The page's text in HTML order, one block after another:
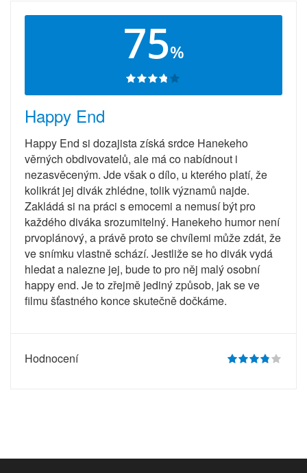
75%
Happy End
Happy End si dozajista získá srdce Hanekeho
věrných obdivovatelů, ale má co nabídnout i
nezasvěceným. Jde však o dílo, u kterého platí, že
kolikrát jej divák zhlédne, tolik významů najde.
Zakládá si na práci s emocemi a nemusí být pro
každého diváka srozumitelný. Hanekeho humor není
prvoplánový, a právě proto se chvílemi může zdát, že
ve snímku vlastně schází. Jestliže se ho divák vydá
hledat a nalezne jej, bude to pro něj malý osobní
happy end. Je to zřejmě jediný způsob, jak se ve
filmu šťastného konce skutečně dočkáme.
Hodnocení